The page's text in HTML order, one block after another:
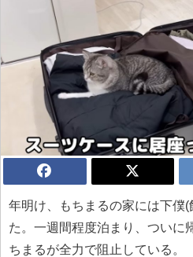
年明け、もちまるの家には下僕
た。一週間程度泊まり、ついに
ちまるが全力で阻止している。